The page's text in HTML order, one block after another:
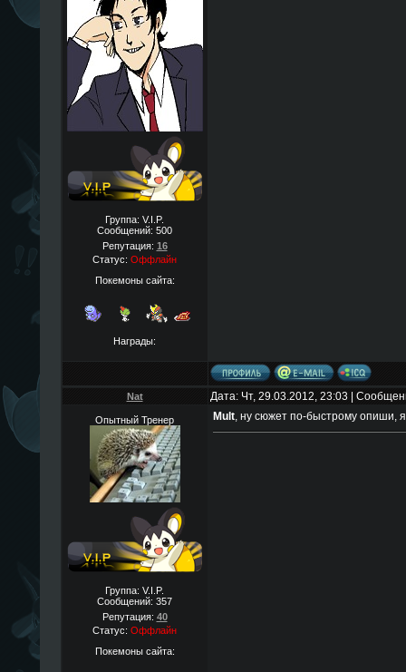
Группа: V.I.P.
Сообщений: 500
Репутация: 16
Статус: Оффлайн
Покемоны сайта:
Награды:
Nat Дата: Чт, 29.03.2012, 23:03 |
Опытный Тренер
Группа: V.I.P.
Сообщений: 357
Репутация: 40
Статус: Оффлайн
Покемоны сайта:
Mult, ну сюжет по-быстрому опиши,